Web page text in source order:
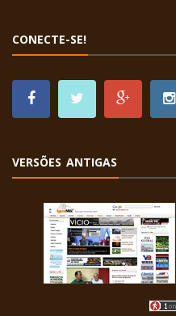
CONECTE-SE!
VERSÕES ANTIGAS